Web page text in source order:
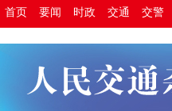
首页 要闻 时政 交通 交警